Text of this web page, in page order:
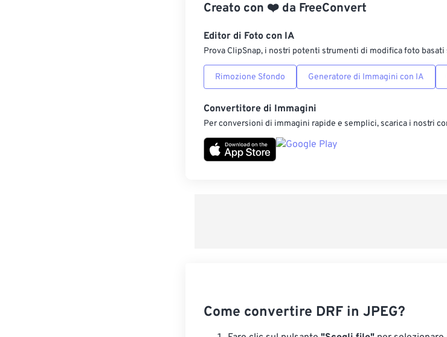
Creato con ❤️ da FreeConvert
Editor di Foto con IA
Prova ClipSnap, i nostri potenti strumenti di modifica foto basati
Rimozione Sfondo Generatore di Immagini con IA
Convertitore di Immagini
Per conversioni di immagini rapide e semplici, scarica i nostri
Come convertire DRF in JPEG?